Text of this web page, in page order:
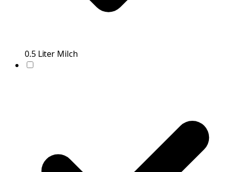
0.5 Liter Milch